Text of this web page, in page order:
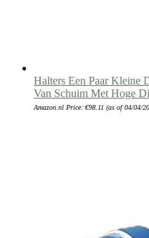
Halters Een Paar Kleine
Van Schuim Met Hoge
Amazon.nl Price: €98.11 (as of 04/04/